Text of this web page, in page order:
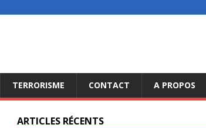
TERRORISME CONTACT A PROPOS
ARTICLES RÉCENTS